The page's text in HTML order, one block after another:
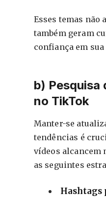
Esses temas não
também geram
confiança em
b) Pesquisa
no TikTok
Manter-se
tendências é
vídeos alcancem
as seguintes
Hashtags